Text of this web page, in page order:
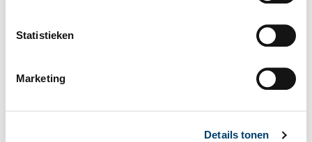
Statistieken
Marketing
Details tonen